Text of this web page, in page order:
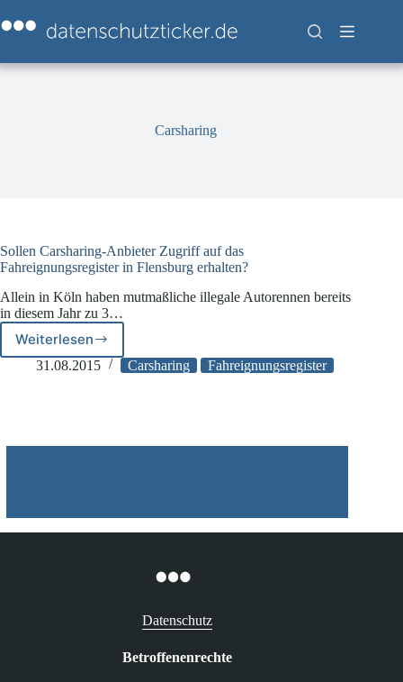
Inhalt
springen
Carsharing
Sollen Carsharing-Anbieter Zugriff auf das
Fahreignungsregister in Flensburg erhalten?
Allein in Köln haben mutmaßliche illegale Autorennen bereits
in diesem Jahr zu 3…
Weiterlesen
Sollen
Carsharing-
Fahreignungsregister
31.08.2015 Carsharing Fahreignungsregister
Datenschutz
Betroffenenrechte